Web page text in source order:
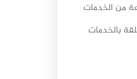
من الخدمات
بالخدمات